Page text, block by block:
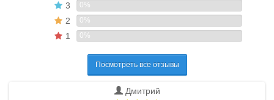
3 0%
2 0%
1 0%
Посмотреть все отзывы
Дмитрий